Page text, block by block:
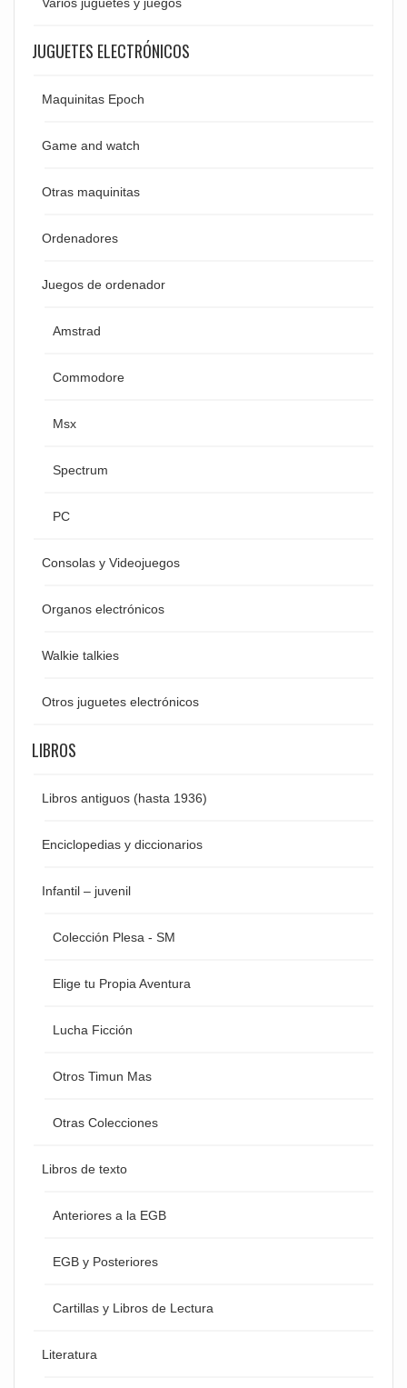
JUGUETES ELECTRÓNICOS
Maquinitas Epoch
Game and watch
Otras maquinitas
Ordenadores
Juegos de ordenador
Amstrad
Commodore
Msx
Spectrum
PC
Consolas y Videojuegos
Organos electrónicos
Walkie talkies
Otros juguetes electrónicos
LIBROS
Libros antiguos (hasta 1936)
Enciclopedias y diccionarios
Infantil – juvenil
Colección Plesa - SM
Elige tu Propia Aventura
Lucha Ficción
Otros Timun Mas
Otras Colecciones
Libros de texto
Anteriores a la EGB
EGB y Posteriores
Cartillas y Libros de Lectura
Literatura